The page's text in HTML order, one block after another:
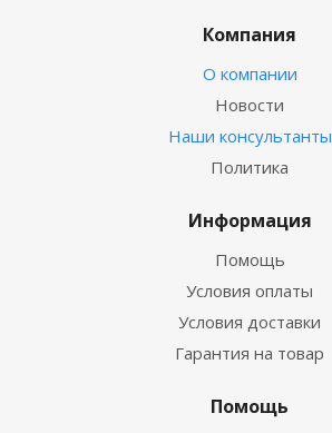
Компания
О компании
Новости
Наши консультанты
Политика
Информация
Помощь
Условия оплаты
Условия доставки
Гарантия на товар
Помощь